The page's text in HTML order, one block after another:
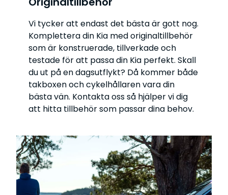
Vi tycker att endast det bästa är gott nog.
Komplettera din Kia med originaltillbehör
som är konstruerade, tillverkade och
testade för att passa din Kia perfekt. Skall
du ut på en dagsutflykt? Då kommer både
takboxen och cykelhållaren vara din
bästa vän. Kontakta oss så hjälper vi dig
att hitta tillbehör som passar dina behov.